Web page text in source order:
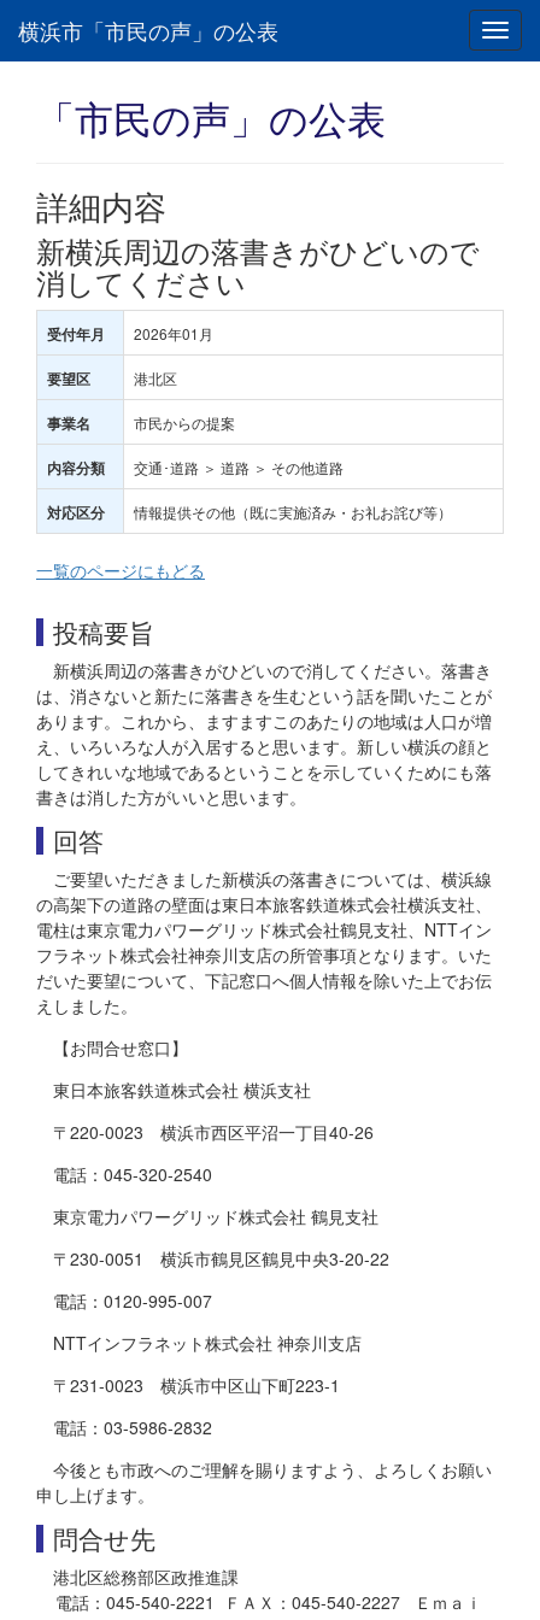
横浜市「市民の声」の公表
「市民の声」の公表
詳細内容
新横浜周辺の落書きがひどいので
消してください
受付年月 2026年01月
要望区 港北区
事業名 市民からの提案
内容分類 交通･道路 ＞ 道路 ＞ その他道路
対応区分 情報提供その他（既に実施済み・お礼お詫び等）
一覧のページにもどる
投稿要旨
新横浜周辺の落書きがひどいので消してください。落書き
は、消さないと新たに落書きを生むという話を聞いたことが
あります。これから、ますますこのあたりの地域は人口が増
え、いろいろな人が入居すると思います。新しい横浜の顔と
してきれいな地域であるということを示していくためにも落
書きは消した方がいいと思います。
回答
ご要望いただきました新横浜の落書きについては、横浜線
の高架下の道路の壁面は東日本旅客鉄道株式会社横浜支社、
電柱は東京電力パワーグリッド株式会社鶴見支社、NTTイン
フラネット株式会社神奈川支店の所管事項となります。いた
だいた要望について、下記窓口へ個人情報を除いた上でお伝
えしました。
【お問合せ窓口】
東日本旅客鉄道株式会社 横浜支社
〒220-0023 横浜市西区平沼一丁目40-26
電話：045-320-2540
東京電力パワーグリッド株式会社 鶴見支社
〒230-0051 横浜市鶴見区鶴見中央3-20-22
電話：0120-995-007
NTTインフラネット株式会社 神奈川支店
〒231-0023 横浜市中区山下町223-1
電話：03-5986-2832
今後とも市政へのご理解を賜りますよう、よろしくお願い
申し上げます。
問合せ先
港北区総務部区政推進課
電話：045-540-2221 ＦＡＸ：045-540-2227 Ｅｍａｉ